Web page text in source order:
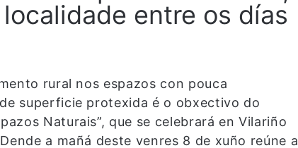
entre os días
rural nos espazos con pouca
superficie protexida é o obxectivo do
Naturais”, que se celebrará en Vilariño
a mañá deste venres 8 de xuño reúne a